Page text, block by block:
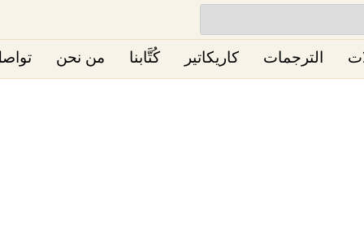
الترجمات كاريكاتير كُتَّابنا من نحن